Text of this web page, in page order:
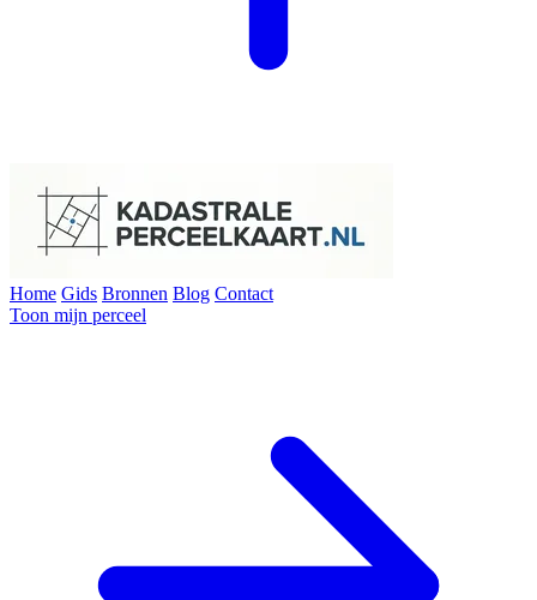
Home Gids Bronnen Blog Contact
Toon mijn perceel